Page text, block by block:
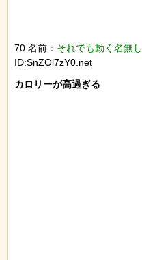
70 名前： それでも動く名無し
ID:SnZOl7zY0.net
カロリーが高過ぎる